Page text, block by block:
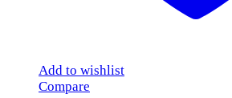
Add to wishlist
Compare